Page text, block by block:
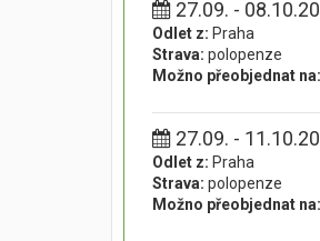
27.09. -
Odlet z: Praha
Strava: polopenze
Možno přeobjednat na:
27.09. -
Odlet z: Praha
Strava: polopenze
Možno přeobjednat na: